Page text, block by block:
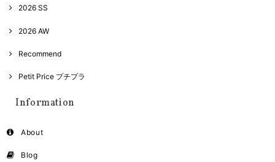
2026 SS
2026 AW
Recommend
Petit Price プチプラ
Information
About
Blog